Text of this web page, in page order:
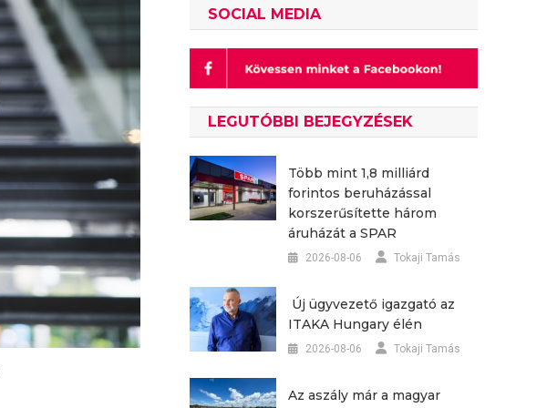
SOCIAL MEDIA
LEGUTÓBBI BEJEGYZÉSEK
Több mint 1,8 milliárd
forintos beruházással
korszerűsítette három
áruházát a SPAR
2026-08-06 Tokaji Tamás
Új ügyvezető igazgató az
ITAKA Hungary élén
2026-08-06 Tokaji Tamás
Az aszály már a magyar